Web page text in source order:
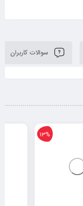
سوالات کاربران
13%